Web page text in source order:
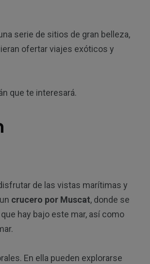
serie de sitios de gran belleza,
ofertar viajes exóticos y
que te interesará.
de las vistas marítimas y
crucero por Muscat, donde se
hay bajo este mar, así como
En ella pueden explorarse